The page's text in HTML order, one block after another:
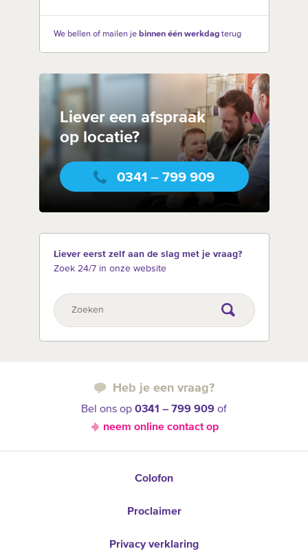
We bellen of mailen je binnen één werkdagterug
Liever een afspraak
op locatie?
0341 – 799 909
Liever eerst zelf aan de slag met je vraag?
Zoek 24/7 in onze website
Heb je een vraag?
Bel ons op 0341 – 799 909 of
neem online contact op
Colofon
Proclaimer
Privacy verklaring